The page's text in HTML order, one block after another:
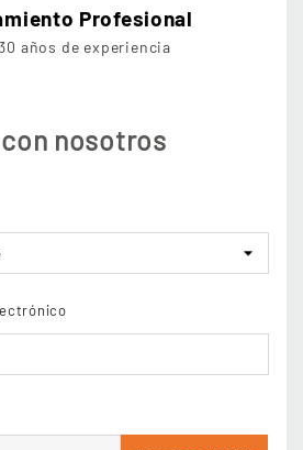
Profesional
años de experiencia
nosotros